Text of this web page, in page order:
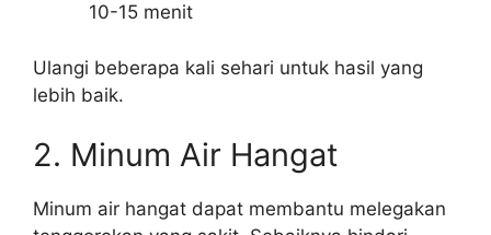
10-15 menit
Ulangi beberapa kali sehari untuk hasil yang
lebih baik.
2. Minum Air Hangat
Minum air hangat dapat membantu melegakan